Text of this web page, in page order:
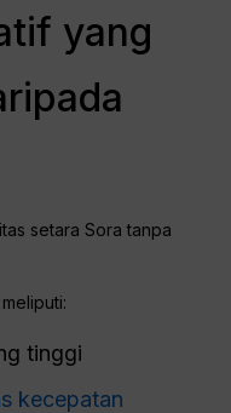
yang
setara Sora tanpa
tinggi
kecepatan